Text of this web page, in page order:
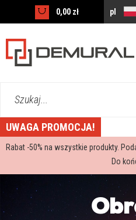
0,00 zł pl
Szukaj...
UWAGA PROMOCJA!
Rabat -50% na wszystkie produkty.
Do